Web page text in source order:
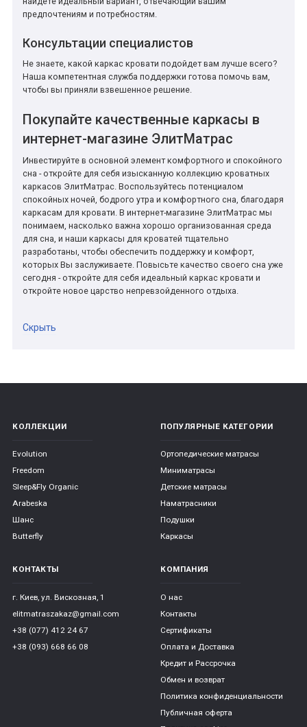
предпочтениям и потребностям.
Консультации специалистов
Не знаете, какой каркас кровати подойдет вам лучше всего?
Наша компетентная служба поддержки готова помочь вам,
чтобы вы приняли взвешенное решение.
Покупайте качественные каркасы в
интернет-магазине ЭлитМатрас
Инвестируйте в основной элемент комфортного и спокойного
сна - откройте для себя изысканную коллекцию кроватных
каркасов ЭлитМатрас. Воспользуйтесь потенциалом
спокойных ночей, бодрого утра и комфортного сна, благодаря
каркасам для кровати. В интернет-магазине ЭлитМатрас мы
понимаем, насколько важна хорошо организованная среда
для сна, и наши каркасы для кроватей тщательно
разработаны, чтобы обеспечить поддержку и комфорт,
которых Вы заслуживаете. Повысьте качество своего сна уже
сегодня - откройте для себя идеальный каркас кровати и
откройте новое царство непревзойденного отдыха.
Скрыть
КОЛЛЕКЦИИ
Evolution
Freedom
Sleep&Fly Organic
Arabeska
Шанс
Butterfly
ПОПУЛЯРНЫЕ КАТЕГОРИИ
Ортопедические матрасы
Миниматрасы
Детские матрасы
Наматрасники
Подушки
Каркасы
КОНТАКТЫ
г. Киев, ул. Вискозная, 1
elitmatraszakaz@gmail.com
+38 (077) 412 24 67
+38 (093) 668 66 08
КОМПАНИЯ
О нас
Контакты
Сертификаты
Оплата и Доставка
Кредит и Рассрочка
Обмен и возврат
Политика конфиденциальности
Публичная оферта